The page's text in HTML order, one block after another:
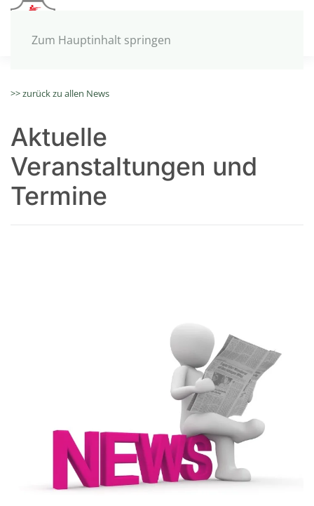
Zum Hauptinhalt springen
>> zurück zu allen News
Aktuelle
Veranstaltungen und
Termine